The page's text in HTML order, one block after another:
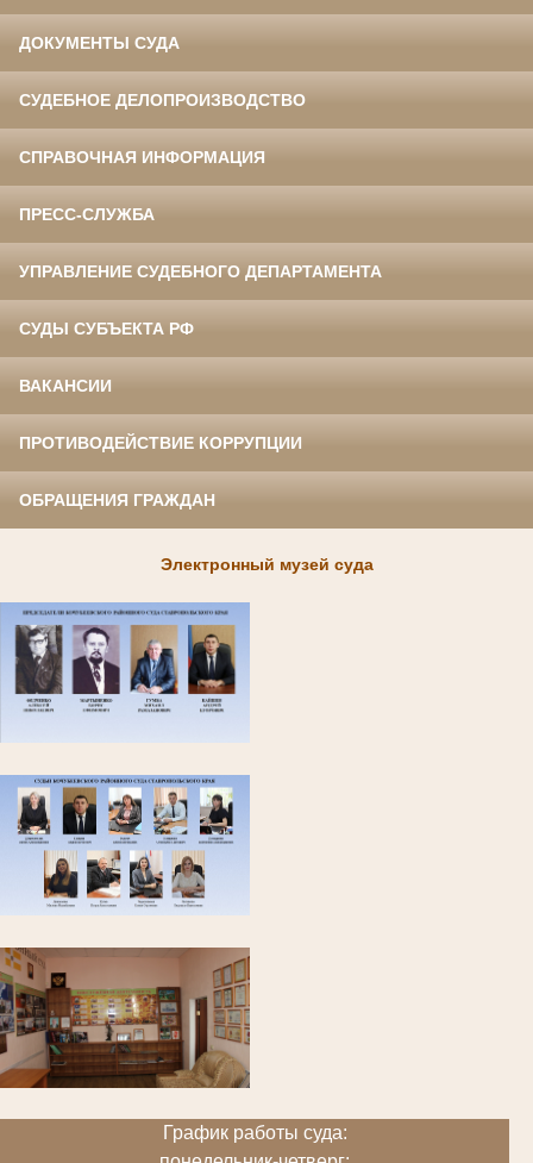
ДОКУМЕНТЫ СУДА
СУДЕБНОЕ ДЕЛОПРОИЗВОДСТВО
СПРАВОЧНАЯ ИНФОРМАЦИЯ
ПРЕСС-СЛУЖБА
УПРАВЛЕНИЕ СУДЕБНОГО ДЕПАРТАМЕНТА
СУДЫ СУБЪЕКТА РФ
ВАКАНСИИ
ПРОТИВОДЕЙСТВИЕ КОРРУПЦИИ
ОБРАЩЕНИЯ ГРАЖДАН
Электронный музей суда
График работы суда: